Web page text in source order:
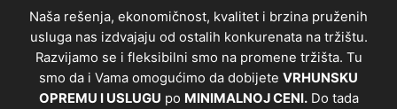
Naša rešenja, ekonomičnost, kvalitet i brzina pruženih
usluga nas izdvajaju od ostalih konkurenata na tržištu.
Razvijamo se i fleksibilni smo na promene tržišta. Tu
smo da i Vama omogućimo da dobijete VRHUNSKU
OPREMU I USLUGU po MINIMALNOJ CENI.Do tada